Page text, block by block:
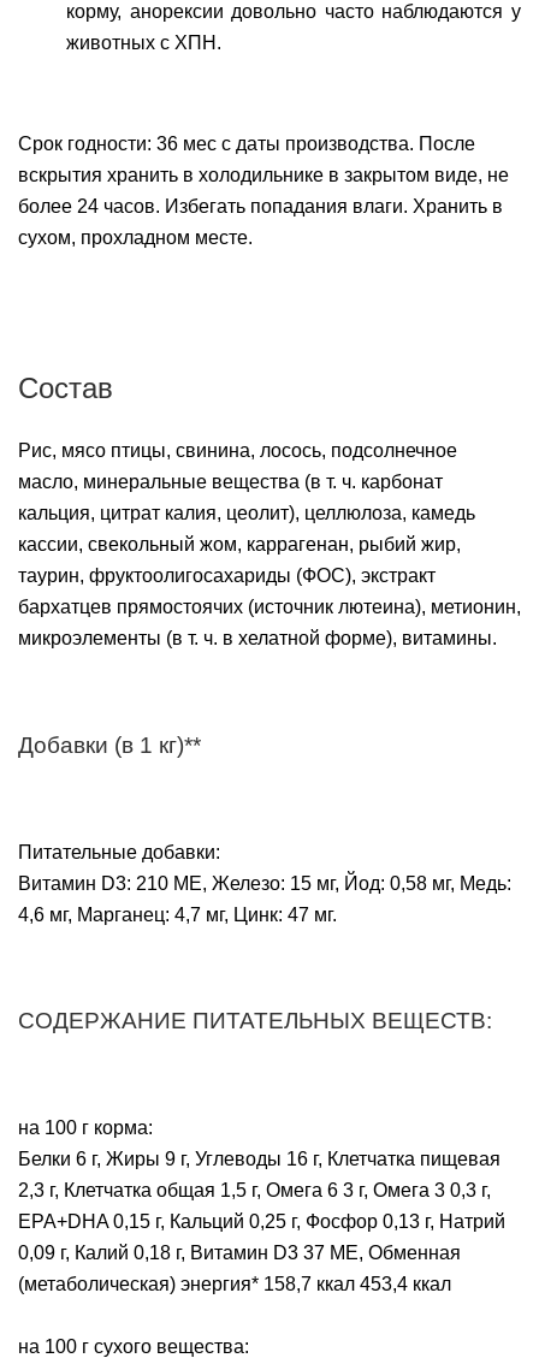
корму, анорексии довольно часто наблюдаются у
животных с ХПН.
Срок годности: 36 мес с даты производства. После
вскрытия хранить в холодильнике в закрытом виде, не
более 24 часов. Избегать попадания влаги. Хранить в
сухом, прохладном месте.
Состав
Рис, мясо птицы, свинина, лосось, подсолнечное
масло, минеральные вещества (в т. ч. карбонат
кальция, цитрат калия, цеолит), целлюлоза, камедь
кассии, свекольный жом, каррагенан, рыбий жир,
таурин, фруктоолигосахариды (ФОС), экстракт
бархатцев прямостоячих (источник лютеина), метионин,
микроэлементы (в т. ч. в хелатной форме), витамины.
Добавки (в 1 кг)**
Питательные добавки:
Витамин D3: 210 МЕ, Железо: 15 мг, Йод: 0,58 мг, Медь:
4,6 мг, Марганец: 4,7 мг, Цинк: 47 мг.
СОДЕРЖАНИЕ ПИТАТЕЛЬНЫХ ВЕЩЕСТВ:
на 100 г корма:
Белки 6 г, Жиры 9 г, Углеводы 16 г, Клетчатка пищевая
2,3 г, Клетчатка общая 1,5 г, Омега 6 3 г, Омега 3 0,3 г,
EPA+DHA 0,15 г, Кальций 0,25 г, Фосфор 0,13 г, Натрий
0,09 г, Калий 0,18 г, Витамин D3 37 МЕ, Обменная
(метаболическая) энергия* 158,7 ккал 453,4 ккал
на 100 г сухого вещества: